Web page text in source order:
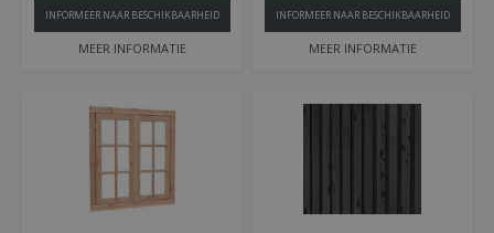
MEER INFORMATIE
INFORMEER NAAR BESCHIKBAARHEID
MEER INFORMATIE
INFORMEER NAAR BESCHIKBAARHEID